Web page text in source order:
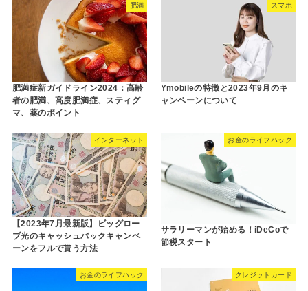
肥満
肥満症新ガイドライン2024：高齢
者の肥満、高度肥満症、スティグ
マ、薬のポイント
スマホ
Ymobileの特徴と2023年9月のキ
ャンペーンについて
インターネット
【2023年7月最新版】ビッグロー
ブ光のキャッシュバックキャンペ
ーンをフルで貰う方法
お金のライフハック
サラリーマンが始める！iDeCoで
節税スタート
お金のライフハック クレジットカード